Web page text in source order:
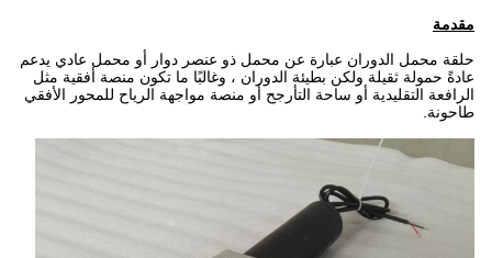
مقدمة
حلقة محمل الدوران عبارة عن محمل ذو عنصر دوار أو محمل عادي يدعم
عادةً حمولة ثقيلة ولكن بطيئة الدوران ، وغالبًا ما تكون منصة أفقية مثل
الرافعة التقليدية أو ساحة التأرجح أو منصة مواجهة الرياح للمحور الأفقي
طاحونة.